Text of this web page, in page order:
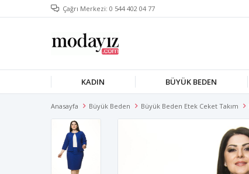
Çağrı Merkezi: 0 544 402 04 77
KADIN BÜYÜK BEDEN
Anasayfa Büyük Beden Büyük Beden Etek Ceket Takım